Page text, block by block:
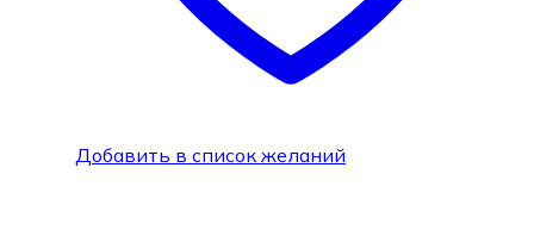
Добавить в список желаний